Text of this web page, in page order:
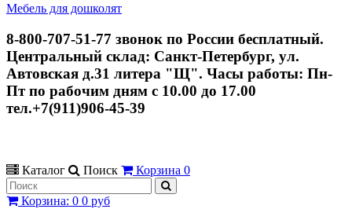
Мебель для дошколят
8-800-707-51-77 звонок по России бесплатный.
Центральный склад: Санкт-Петербург, ул.
Автовская д.31 литера "Щ". Часы работы: Пн-
Пт по рабочим дням с 10.00 до 17.00
тел.+7(911)906-45-39
Каталог Поиск Корзина 0
Корзина: 0 0 руб